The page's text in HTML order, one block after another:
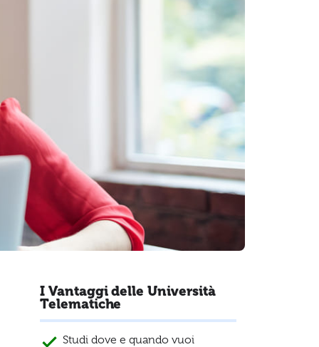
I Vantaggi delle Università
Telematiche
Studi dove e quando vuoi